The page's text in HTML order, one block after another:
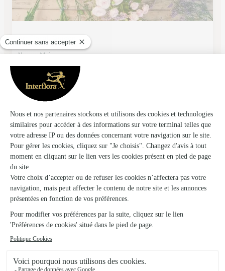
Art Floral, Guidon
Neuves Maisons
★★★★★4.4 (17)
9, rue Roger-Salengro
Voir la boutique
Ils ont fait livrer des fleurs ou une plante à
Sauvigny
Dites votre amour à distance avec des fleurs et avec
Interflora
de fête, Interflora livre votée amour à distance et avec des
fleurs 🌹🌺🌻🌼🌷🪻